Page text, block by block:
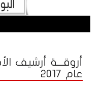
أروقـــة أرشيف
عام 2017